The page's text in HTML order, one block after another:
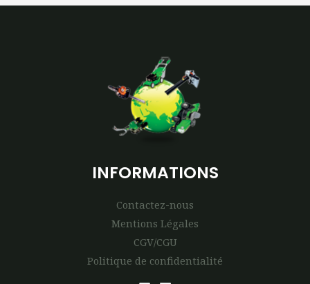
INFORMATIONS
Contactez-nous
Mentions Légales
CGV/CGU
Politique de confidentialité